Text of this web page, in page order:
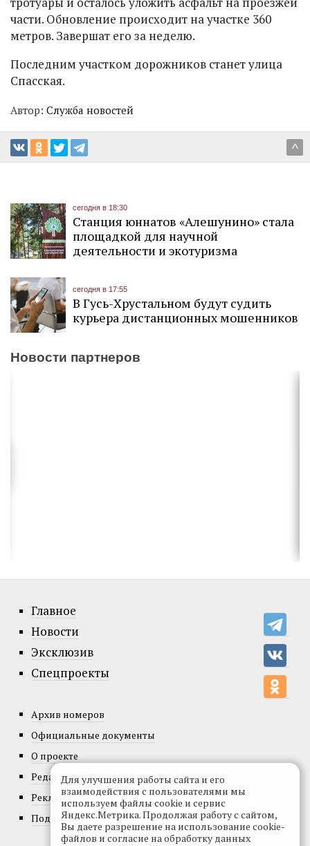
части. Обновление происходит на участке 360
метров. Завершат его за неделю.
Последним участком дорожников станет улица
Спасская.
Автор: Служба новостей
^
сегодня в 18:30
Станция юннатов «Алешунино» стала
площадкой для научной
деятельности и экотуризма
сегодня в 17:55
В Гусь-Хрустальном будут судить
курьера дистанционных мошенников
Новости партнеров
Главное
Новости
Эксклюзив
Спецпроекты
Архив номеров
Официальные документы
О проекте
Редакция
Реклама
Подписка
Для улучшения работы сайта и его
взаимодействия с пользователями мы
используем файлы cookie и сервис
Яндекс.Метрика. Продолжая работу с сайтом,
Вы даете разрешение на использование cookie-
файлов и согласие на обработку данных